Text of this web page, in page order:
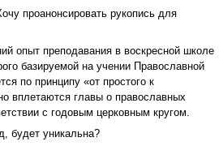
проанонсировать рукопись для
опыт преподавания в воскресной школе
базируемой на учении Православной
по принципу «от простого к
вплетаются главы о православных
с годовым церковным кругом.
будет уникальна?